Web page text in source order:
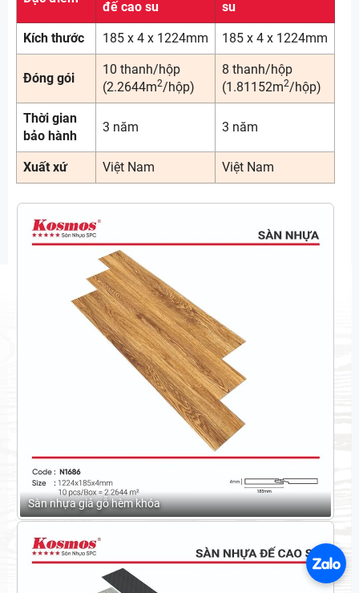
đế cao su
su
Kích thước 185 x 4 x 1224mm 185 x 4 x 1224mm
Đóng gói
10 thanh/hộp
(2.2644m2/hộp)
8 thanh/hộp
(1.81152m2/hộp)
Thời gian
bảo hành
3 năm 3 năm
Xuất xứ Việt Nam Việt Nam
Sàn nhựa giả gỗ hèm khóa